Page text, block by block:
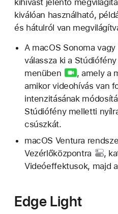
kiválóan használható,
és hátulról van
A macOS Sonoma
válassza ki a
menüben
, amely a
amikor videohívás van
intenzitásának
Stúdiófény melletti
csúszkát.
macOS Ventura
Vezérlőközpontra
,
Videóeffektusok, majd
Edge Light